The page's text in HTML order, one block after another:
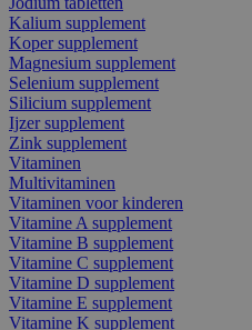
Kalium supplement
Koper supplement
Magnesium supplement
Selenium supplement
Silicium supplement
Ijzer supplement
Zink supplement
Vitaminen
Multivitaminen
Vitaminen voor kinderen
Vitamine A supplement
Vitamine B supplement
Vitamine C supplement
Vitamine D supplement
Vitamine E supplement
Vitamine K supplement